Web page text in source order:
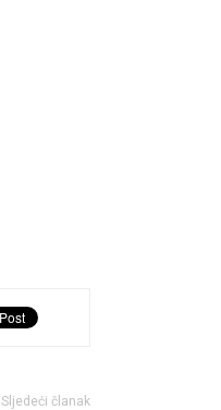
Sljedeći članak